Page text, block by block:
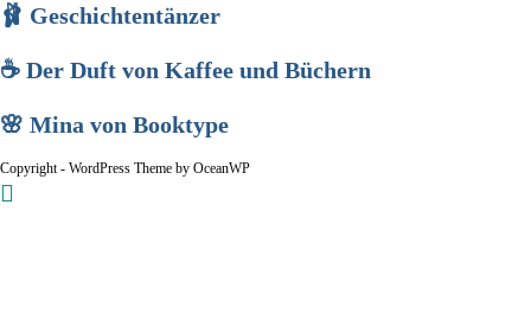
🩰 Geschichtentänzer
☕ Der Duft von Kaffee und Büchern
🌸 Mina von Booktype
Copyright - WordPress Theme by OceanWP